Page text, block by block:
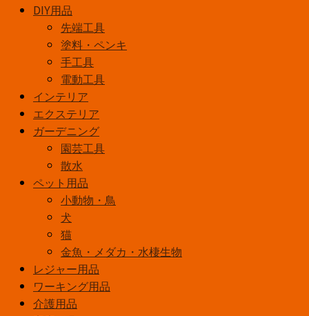
ト
ン
セ
ン
明
ー
ア
ン
DIY用品
先端工具
塗料・ペンキ
手工具
電動工具
インテリア
エクステリア
ガーデニング
園芸工具
散水
ペット用品
小動物・鳥
犬
猫
金魚・メダカ・水棲生物
レジャー用品
ワーキング用品
介護用品